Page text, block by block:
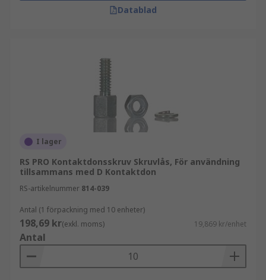
Vi på RS Components hjälper dig gärna med
Datablad
I lager
RS PRO Kontaktdonsskruv Skruvlås, För användning
tillsammans med D Kontaktdon
RS-artikelnummer 814-039
Antal (1 förpackning med 10 enheter)
198,69 kr(exkl. moms) 19,869 kr/enhet
Antal